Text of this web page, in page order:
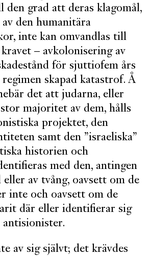
den grad att deras klagomål,
av den humanitära
inte kan omvandlas till
– avkolonisering av
för sjuttiofem års
skapad katastrof. Å
det att judarna, eller
majoritet av dem, hålls
projektet, den
samt den ”israeliska”
historien och
med den, antingen
eller av tvång, oavsett om de
inte och oavsett om de
där eller identifierar sig
av sig självt; det krävdes